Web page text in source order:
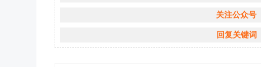
关注公众号
回复关键词